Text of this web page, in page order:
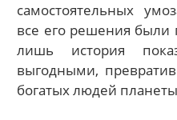
самостоятельных
все его решения
лишь история
выгодными,
богатых людей